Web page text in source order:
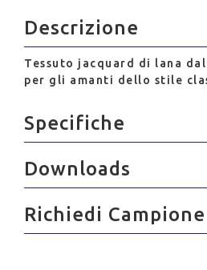
Descrizione
Tessuto jacquard di lana
per gli amanti dello stile
Specifiche
Downloads
Richiedi Campione